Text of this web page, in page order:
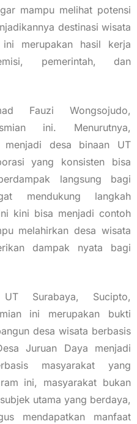
mampu melihat potensi
destinasi wisata
ini merupakan hasil kerja
pemerintah, dan
Fauzi Wongsojudo,
ini. Menurutnya,
menjadi desa binaan UT
yang konsisten bisa
langsung bagi
mendukung langkah
kini bisa menjadi contoh
melahirkan desa wisata
dampak nyata bagi
Surabaya, Sucipto,
ini merupakan bukti
desa wisata berbasis
Juruan Daya menjadi
masyarakat yang
ini, masyarakat bukan
utama yang berdaya,
mendapatkan manfaat